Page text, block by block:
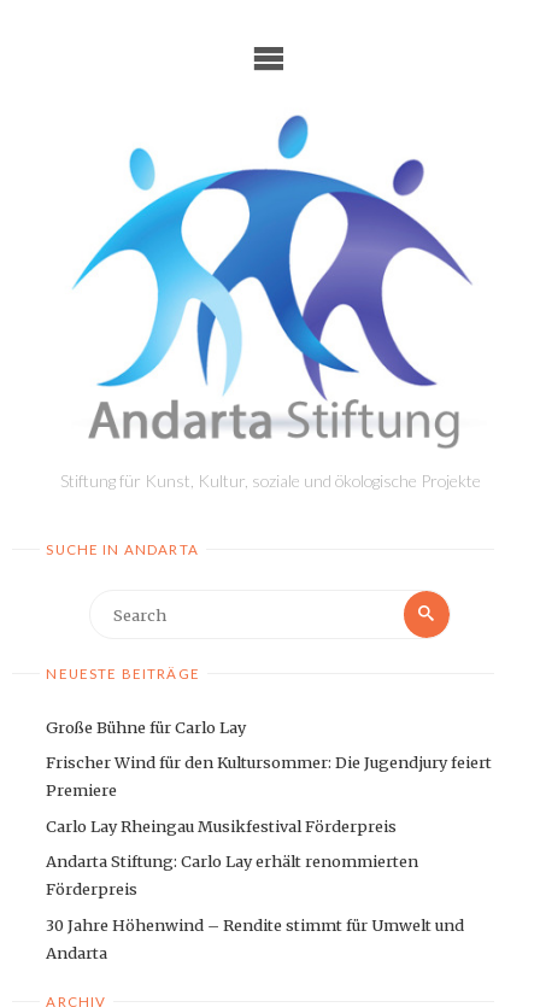
Stiftung für Kunst, Kultur, soziale und ökologische Projekte
SUCHE IN ANDARTA
Search
Search
NEUESTE BEITRÄGE
Große Bühne für Carlo Lay
Frischer Wind für den Kultursommer: Die Jugendjury feiert
Premiere
Carlo Lay Rheingau Musikfestival Förderpreis
Andarta Stiftung: Carlo Lay erhält renommierten
Förderpreis
30 Jahre Höhenwind – Rendite stimmt für Umwelt und
Andarta
ARCHIV